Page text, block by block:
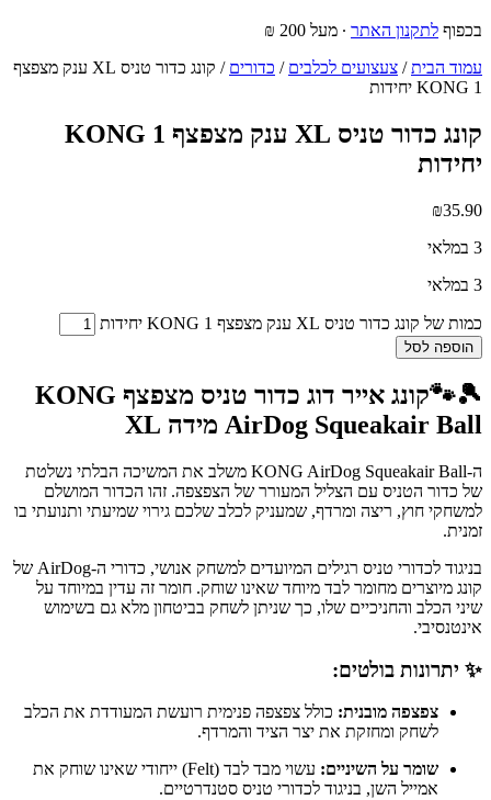
בכפוף לתקנון האתר ∙ מעל 200 ₪
עמוד הבית/ צעצועים לכלבים / כדורים
/ קונג כדור טניס XL ענק מצפצף
KONG 1 יחידות
קונג כדור טניס XL ענק מצפצף KONG 1
יחידות
₪35.90
3 במלאי
3 במלאי
כמות של קונג כדור טניס XL ענק מצפצף KONG 1 יחידות
הוספה לסל
🎾🐾קונג אייר דוג כדור טניס מצפצף KONG
AirDog Squeakair Ball מידה XL
ה-KONG AirDog Squeakair Ball משלב את המשיכה הבלתי נשלטת
של כדור הטניס עם הצליל המעורר של הצפצפה. זהו הכדור המושלם
למשחקי חוץ, ריצה ומרדף, שמעניק לכלב שלכם גירוי שמיעתי ותנועתי בו
זמנית.
בניגוד לכדורי טניס רגילים המיועדים למשחק אנושי, כדורי ה-AirDog של
קונג מיוצרים מחומר לבד מיוחד שאינו שוחק. חומר זה עדין במיוחד על
שיני הכלב והחניכיים שלו, כך שניתן לשחק בביטחון מלא גם בשימוש
אינטנסיבי.
✨ יתרונות בולטים:
צפצפה מובנית: כולל צפצפה פנימית רועשת המעודדת את הכלב
לשחק ומחזקת את יצר הציד והמרדף.
שומר על השיניים:
עשוי מבד לבד (Felt) ייחודי שאינו שוחק את
אמייל השן, בניגוד לכדורי טניס סטנדרטיים.